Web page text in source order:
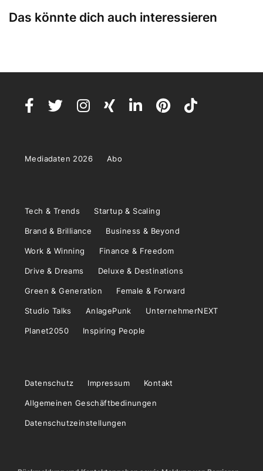
Das könnte dich auch interessieren
Mediadaten 2026 Abo
Tech & Trends Startup & Scaling
Brand & Brilliance Business & Beyond
Work & Winning Finance & Freedom
Drive & Dreams Deluxe & Destinations
Green & Generation Female & Forward
Studio Talks AnlagePunk UnternehmerNEXT
Planet2050 Inspiring People
Datenschutz Impressum Kontakt
Allgemeinen Geschäftbedinungen
Datenschutzeinstellungen